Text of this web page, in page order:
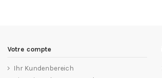
Votre compte
Ihr Kundenbereich